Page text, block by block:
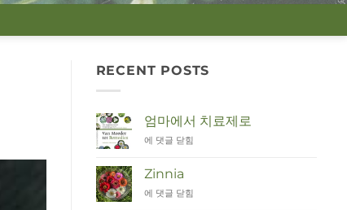
RECENT POSTS
엄마에서 치료제로
Van
tot
Remedies
에 댓글 닫힘
Zinnia
Zinnia
에 댓글 닫힘